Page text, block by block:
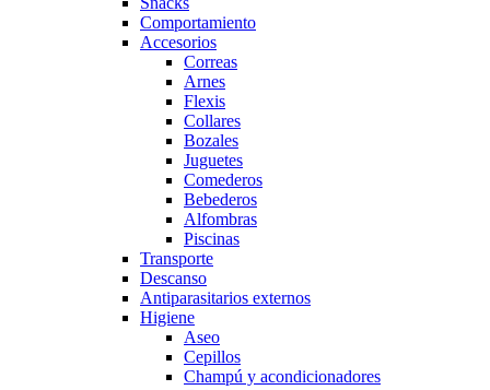
Comportamiento
Accesorios
Correas
Arnes
Flexis
Collares
Bozales
Juguetes
Comederos
Bebederos
Alfombras
Piscinas
Transporte
Descanso
Antiparasitarios externos
Higiene
Aseo
Cepillos
Champú y acondicionadores